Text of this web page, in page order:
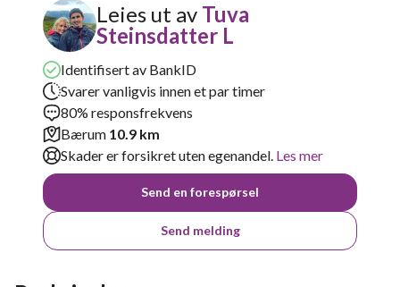
Leies ut av Tuva
Steinsdatter L
Identifisert av BankID
Svarer vanligvis innen et par timer
80% responsfrekvens
Bærum 10.9 km
Skader er forsikret uten egenandel. Les mer
Send en forespørsel
Send melding